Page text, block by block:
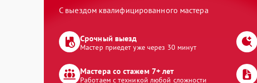
С выездом квалифицированного мастера
Срочный выезд
Мастер приедет уже через 30 минут
Мастера со стажем 7+ лет
Работаем с техникой любой сложности